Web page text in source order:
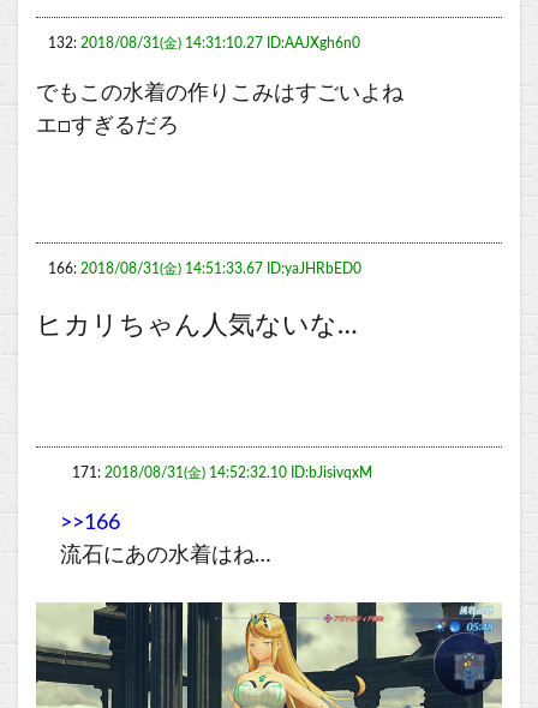
132: 2018/08/31(金) 14:31:10.27 ID:AAJXgh6n0
でもこの水着の作りこみはすごいよね
エ□すぎるだろ
166: 2018/08/31(金) 14:51:33.67 ID:yaJHRbED0
ヒカリちゃん人気ないな…
171: 2018/08/31(金) 14:52:32.10 ID:bJisivqxM
>>166
流石にあの水着はね…